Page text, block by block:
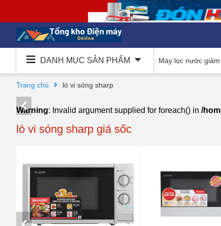
DANH MỤC SẢN PHẨM Máy lọc nước
Trang chủ lò vi sóng sharp
Warning: Invalid argument supplied for foreach() in /
lò vi sóng sharp giá sốc